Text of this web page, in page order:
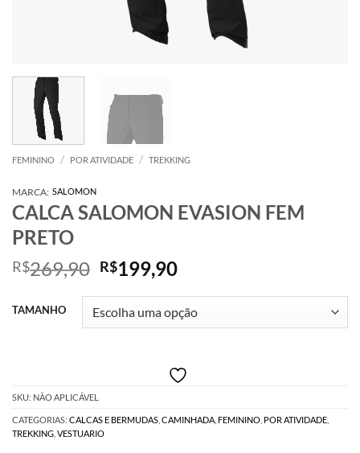
FEMININO / POR ATIVIDADE / TREKKING
MARCA: SALOMON
CALCA SALOMON EVASION FEM
PRETO
R$269,90 O
original
era:
R$199,90O
atual
é:
TAMANHO
SKU: NÃO APLICÁVEL
CATEGORIAS: CALCAS E BERMUDAS CAMINHADA FEMININO POR ATIVIDADE
TREKKING VESTUARIO